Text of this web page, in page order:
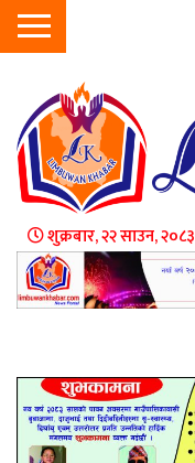
शुक्रबार, २२ साउन, २०८३